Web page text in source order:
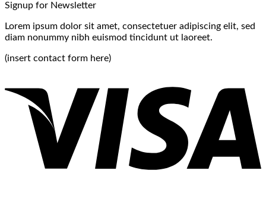
Signup for Newsletter
Lorem ipsum dolor sit amet, consectetuer adipiscing elit, sed
diam nonummy nibh euismod tincidunt ut laoreet.
(insert contact form here)